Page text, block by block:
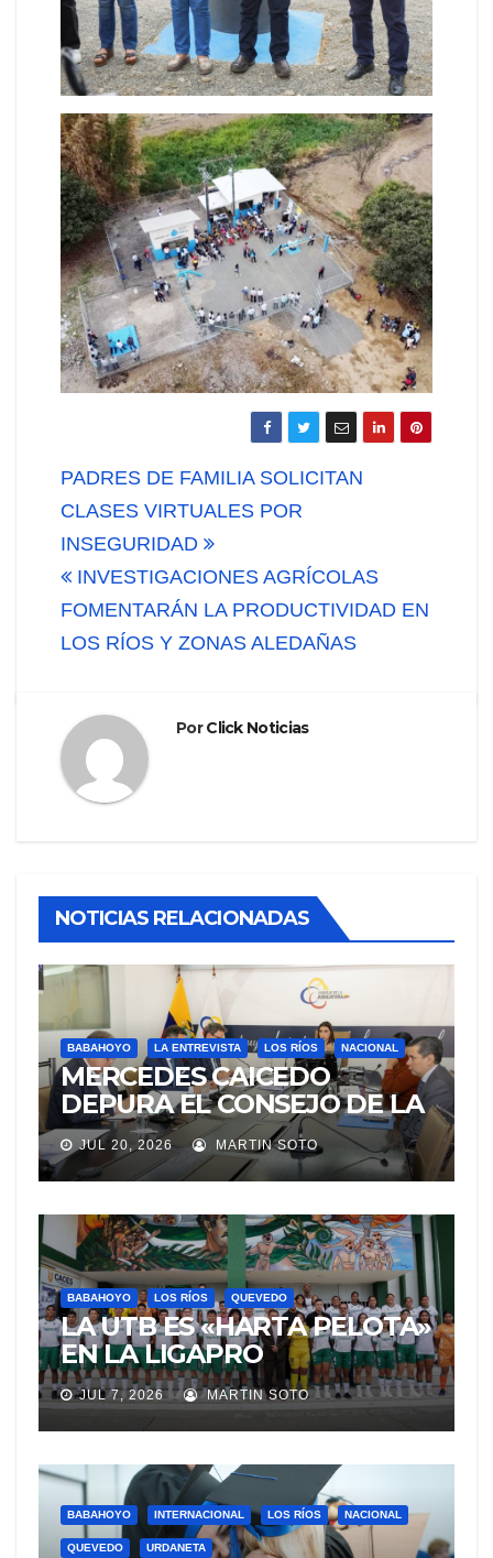
Navegación
de
entradas
PADRES DE FAMILIA SOLICITAN
CLASES VIRTUALES POR
INSEGURIDAD
INVESTIGACIONES AGRÍCOLAS
FOMENTARÁN LA PRODUCTIVIDAD EN
LOS RÍOS Y ZONAS ALEDAÑAS
PorClick Noticias
NOTICIAS RELACIONADAS
BABAHOYO LA ENTREVISTA LOS RÍOS NACIONAL
MERCEDES CAICEDO
DEPURA EL CONSEJO DE LA
JUDICATURA
JUL 20, 2026 MARTIN SOTO
BABAHOYO LOS RÍOS QUEVEDO
LA UTB ES «HARTA PELOTA»
EN LA LIGAPRO
UNIVERSITARIA VAPORAL
JUL 7, 2026 MARTIN SOTO
BABAHOYO INTERNACIONAL LOS RÍOS NACIONAL
QUEVEDO URDANETA